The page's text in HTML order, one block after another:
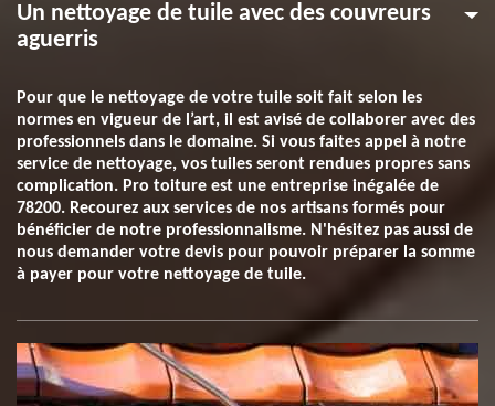
Un nettoyage de tuile avec des couvreurs
aguerris
Pour que le nettoyage de votre tuile soit fait selon les
normes en vigueur de l’art, il est avisé de collaborer avec des
professionnels dans le domaine. Si vous faites appel à notre
service de nettoyage, vos tuiles seront rendues propres sans
complication. Pro toiture est une entreprise inégalée de
78200. Recourez aux services de nos artisans formés pour
bénéficier de notre professionnalisme. N'hésitez pas aussi de
nous demander votre devis pour pouvoir préparer la somme
à payer pour votre nettoyage de tuile.